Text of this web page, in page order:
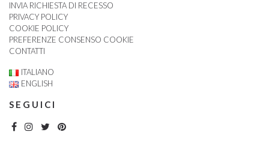
INVIA RICHIESTA DI RECESSO
PRIVACY POLICY
COOKIE POLICY
PREFERENZE CONSENSO COOKIE
CONTATTI
ITALIANO
ENGLISH
SEGUICI